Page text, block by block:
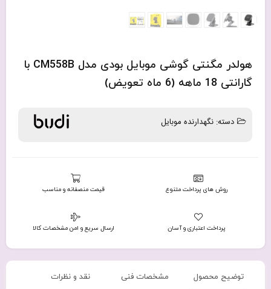
هولدر مگنتی گوشی موبایل بودی مدل CM558B با
گارانتی 18 ماهه (6 ماه تعویض)
دسته: نگهدارنده موبایل
روش های پرداخت متنوع قیمت منصفانه و مناسب
پرداخت اعتباری و آسان ارسال سریع و امن مشخصات کالا
توضیح محصول مشخصات فنی نقد و نظرات